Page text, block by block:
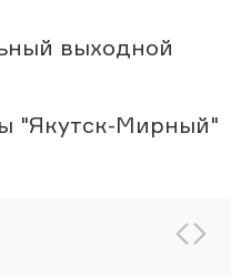
выходной
"Якутск-Мирный"